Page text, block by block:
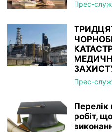
Прес-
Прес-
Перелік
робіт,